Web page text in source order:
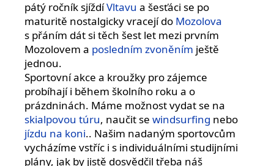
pátý ročník sjíždíVltavu a šesťáci se po
maturitě nostalgicky vracejí do Mozolova
s přáním dát si těch šest let mezi prvním
Mozolovem a posledním zvoněním ještě
jednou.
Sportovní akce a kroužky pro zájemce
probíhají i během školního roku a o
prázdninách. Máme možnost vydat se na
skialpovou túru, naučit se windsurfing nebo
jízdu na koni.. Našim nadaným sportovcům
vycházíme vstříc i s individuálními studijními
plány, jak by jistě dosvědčil třeba náš